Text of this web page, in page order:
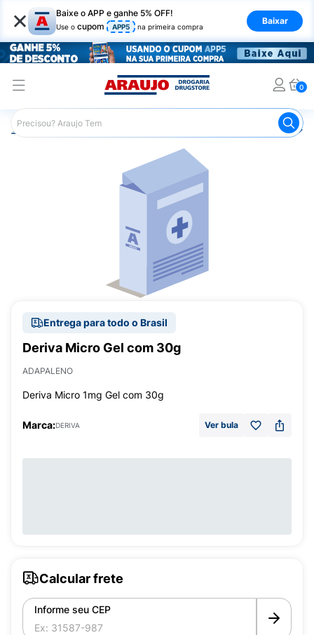
× Baixe o APP e ganhe 5% OFF!
Use o cupom APP5 na primeira compra
Baixar
0
Araujo Medicamentos Remédio para Pele e Mucosa
Entrega para todo o Brasil
Deriva Micro Gel com 30g
ADAPALENO
Deriva Micro 1mg Gel com 30g
Marca:DERIVA Ver bula
Calcular frete
Informe seu CEP